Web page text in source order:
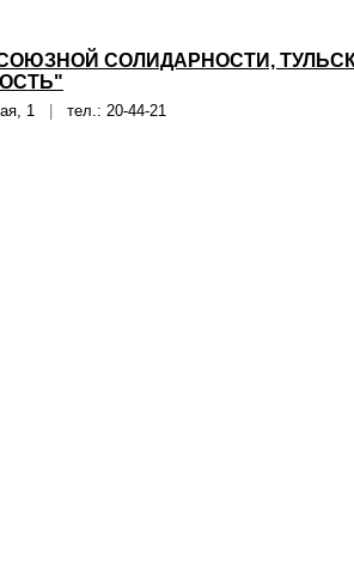
СОЛИДАРНОСТИ,
1 тел.: 20-44-21